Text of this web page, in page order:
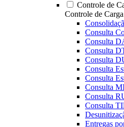
Controle de
Controle de
Consulta
Consulta
Consulta
Consulta
Consulta
Consulta
Consulta
Consulta
Consulta
Entregas